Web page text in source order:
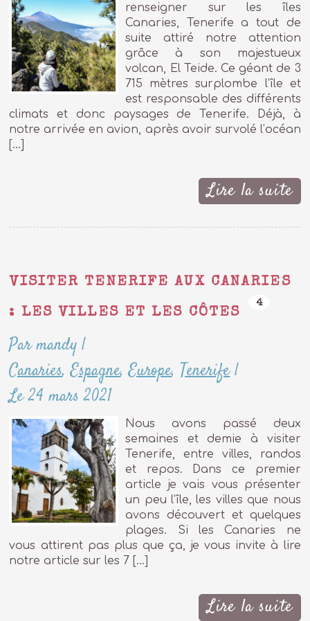
renseigner sur les îles
Canaries, Tenerife a tout de
suite attiré notre attention
grâce à son majestueux
volcan, El Teide. Ce géant de 3
715 mètres surplombe l’île et
est responsable des différents
climats et donc paysages de Tenerife. Déjà, à
notre arrivée en avion, après avoir survolé l’océan
[…]
Lire la suite
VISITER TENERIFE AUX CANARIES
: LES VILLES ET LES CÔTES
4
Par mandy |
Canaries,Espagne,Europe,Tenerife|
Le 24 mars 2021
Nous avons passé deux
semaines et demie à visiter
Tenerife, entre villes, randos
et repos. Dans ce premier
article je vais vous présenter
un peu l’île, les villes que nous
avons découvert et quelques
plages. Si les Canaries ne
vous attirent pas plus que ça, je vous invite à lire
notre article sur les 7 […]
Lire la suite